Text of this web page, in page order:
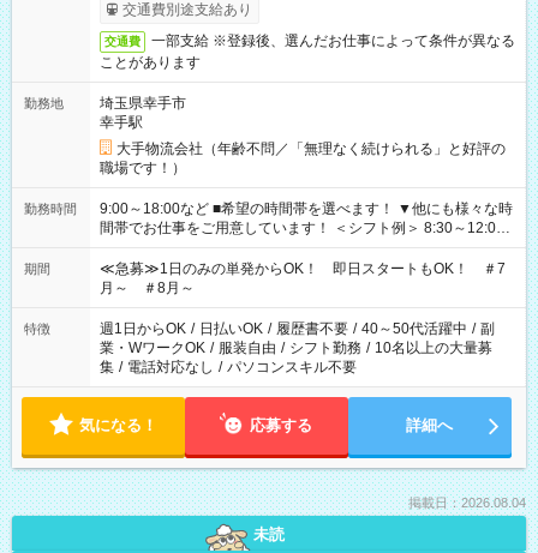
交通費別途支給あり
交通費
一部支給 ※登録後、選んだお仕事によって条件が異なる
ことがあります
勤務地
埼玉県幸手市
幸手駅
大手物流会社（年齢不問／「無理なく続けられる」と好評の
職場です！）
勤務時間
9:00～18:00など ■希望の時間帯を選べます！ ▼他にも様々な時
間帯でお仕事をご用意しています！ ＜シフト例＞ 8:30～12:00
17:00～22:00 13:00～22:00 22:00～翌6:00 など
期間
≪急募≫1日のみの単発からOK！ 即日スタートもOK！ ＃7
月～ ＃8月～
特徴 週1日からOK / 日払いOK / 履歴書不要 / 40～50代活躍中 / 副
業・WワークOK / 服装自由 / シフト勤務 / 10名以上の大量募
集 / 電話対応なし / パソコンスキル不要
気になる！ 応募する 詳細へ
掲載日：2026.08.04
未読